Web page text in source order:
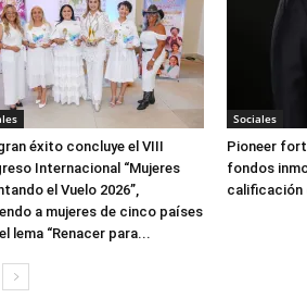
éxito concluye el VIII
Internacional “Mujeres
el Vuelo 2026”,
a mujeres de cinco países
lema “Renacer para...
Sociales
Pioneer
fondos
calificación